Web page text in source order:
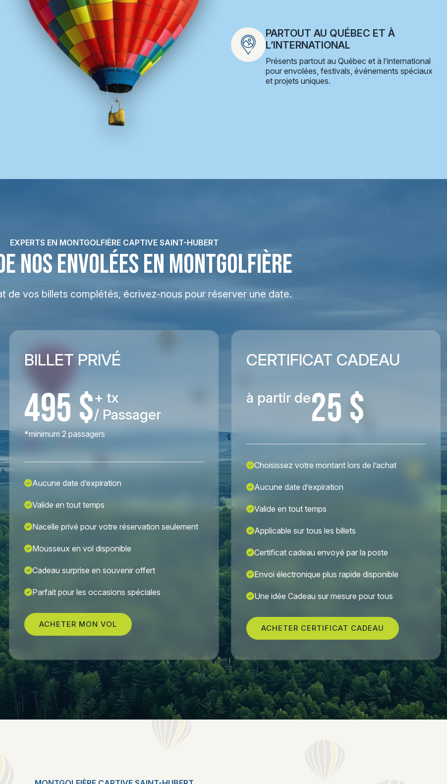
PARTOUT AU QUÉBEC ET À
L’INTERNATIONAL
Présents partout au Québec et à l’international
pour envolées, festivals, événements spéciaux
et projets uniques.
EXPERTS EN MONTGOLFIÈRE CAPTIVE SAINT-HUBERT
NOS ENVOLÉES EN MONTGOLFIÈRE
de vos billets complétés, écrivez-nous pour réserver une date.
BILLET PRIVÉ
495 $+ tx
/ Passager
*minimum 2 passagers
Aucune date d’expiration
Valide en tout temps
Nacelle privé pour votre réservation seulement
Mousseux en vol disponible
Cadeau surprise en souvenir offert
Parfait pour les occasions spéciales
ACHETER MON VOL
CERTIFICAT CADEAU
à partir de25 $
Choisissez votre montant lors de l’achat
Aucune date d’expiration
Valide en tout temps
Applicable sur tous les billets
Certificat cadeau envoyé par la poste
Envoi électronique plus rapide disponible
Une idée Cadeau sur mesure pour tous
ACHETER CERTIFICAT CADEAU